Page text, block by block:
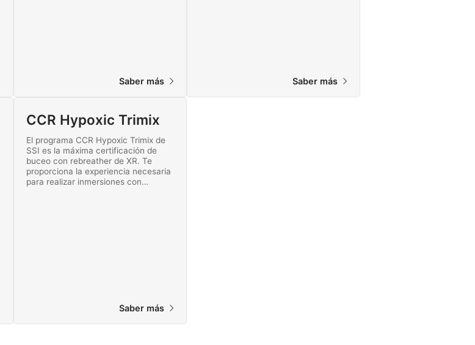
Saber más Saber más
CCR Hypoxic Trimix
El programa CCR Hypoxic Trimix de
SSI es la máxima certificación de
buceo con rebreather de XR. Te
proporciona la experiencia necesaria
para realizar inmersiones con
Saber más